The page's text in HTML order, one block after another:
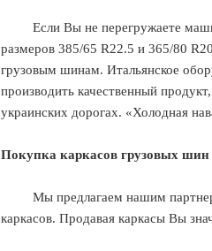
Если Вы не перегружаете
размеров 385/65 R22.5 и 365/80
грузовым шинам. Итальянское
производить качественный
украинских дорогах. «Холодная
Покупка каркасов грузовых шин
Мы предлагаем нашим
каркасов. Продавая каркасы Вы